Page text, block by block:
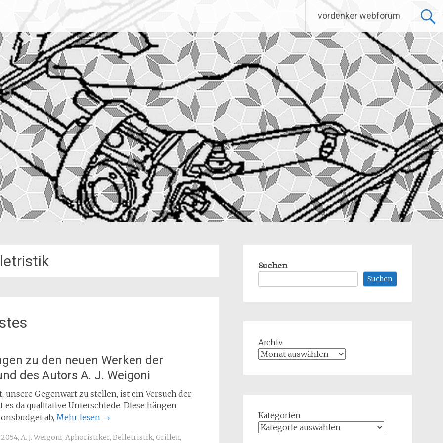
vordenker webforum
zu den neuen Werken der
des Autors A. J. Weigoni
Gegenwart zu stellen, ist ein Versuch der
da qualitative Unterschiede. Diese hängen
ab, Mehr lesen →
2054, A. J. Weigoni, Aphoristiker, Belletristik, Grillen,
Suchen
Suchen
Archiv
Kategorien